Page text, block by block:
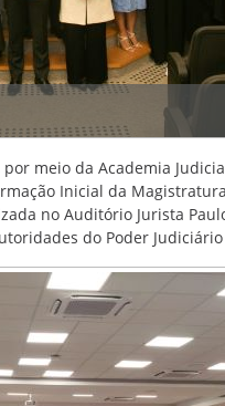
por meio da Academia
Inicial da
no Auditório Jurista
do Poder